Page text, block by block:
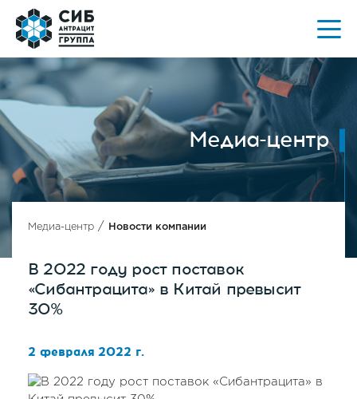
Медиа-центр
Медиа-центр / Новости компании
В 2022 году рост поставок
«Сибантрацита» в Китай превысит
30%
2 февраля 2022 г.